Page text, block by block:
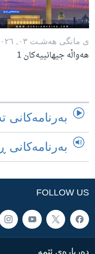
ی مانگی هه‌شـت ٠٣, ٢٠٢٦
هەواڵە جیهانییەکان 1
به‌رنامه‌کانی
به‌رنامه‌کانی
FOLLOW US
ده‌رباره‌ی ئێمه‌